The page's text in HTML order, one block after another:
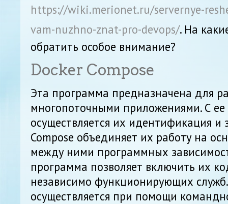
https://wiki.merionet.ru/servernye-
vam-nuzhno-znat-pro-devops/. На
обратить особое внимание?
Docker Compose
Эта программа предназначена для
многопоточными приложениями. С
осуществляется их идентификация и
Compose объединяет их работу на
между ними программных
программа позволяет включить их
независимо функционирующих
осуществляется при помощи